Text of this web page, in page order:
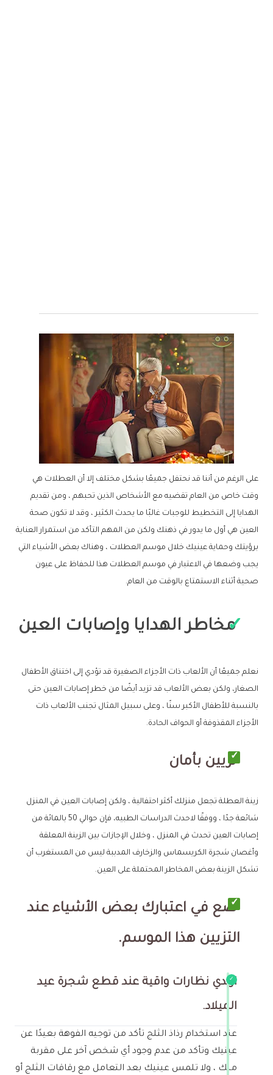
على الرغم من أننا قد نحتفل جميعًا بشكل مختلف إلا أن العطلات هي
وقت خاص من العام تقضيه مع الأشخاص الذين تحبهم ، ومن تقديم
الهدايا إلى التخطيط للوجبات غالبًا ما يحدث الكثير ، وقد لا تكون صحة
العين هي أول ما يدور في ذهنك ولكن من المهم التأكد من استمرار العناية
برؤيتك وحماية عينيك خلال موسم العطلات ، وهناك بعض الأشياء التي
يجب وضعها في الاعتبار في موسم العطلات هذا للحفاظ على عيون
صحية أثناء الاستمتاع بالوقت من العام.
مخاطر الهدايا وإصابات العين
نعلم جميعًا أن الألعاب ذات الأجزاء الصغيرة قد تؤدي إلى اختناق الأطفال
الصغار، ولكن بعض الألعاب قد تزيد أيضًا من خطر إصابات العين حتى
بالنسبة للأطفال الأكبر سنًا ، وعلى سبيل المثال تجنب الألعاب ذات
الأجزاء المقذوفة أو الحواف الحادة.
تزيين بأمان
زينة العطلة تجعل منزلك أكثر احتفالية ، ولكن إصابات العين في المنزل
شائعة جدًا ، ووفقًا لاحدث الدراسات الطبيه، فإن حوالي 50 بالمائة من
إصابات العين تحدث في المنزل ، وخلال الإجازات بين الزينة المعلقة
وأغصان شجرة الكريسماس والزخارف المدببة ليس من المستغرب أن
تشكل الزينة بعض المخاطر المحتملة على العين.
ضع في اعتبارك بعض الأشياء عند
التزيين هذا الموسم.
ارتدي نظارات واقية عند قطع شجرة عيد
الميلاد.
عند استخدام رذاذ الثلج تأكد من توجيه الفوهة بعيدًا عن
عينيك وتأكد من عدم وجود أي شخص آخر على مقربة
منك ، ولا تلمس عينيك بعد التعامل مع رقاقات الثلج أو